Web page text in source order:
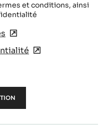
et conditions, ainsi
(opens
in
a
(opens